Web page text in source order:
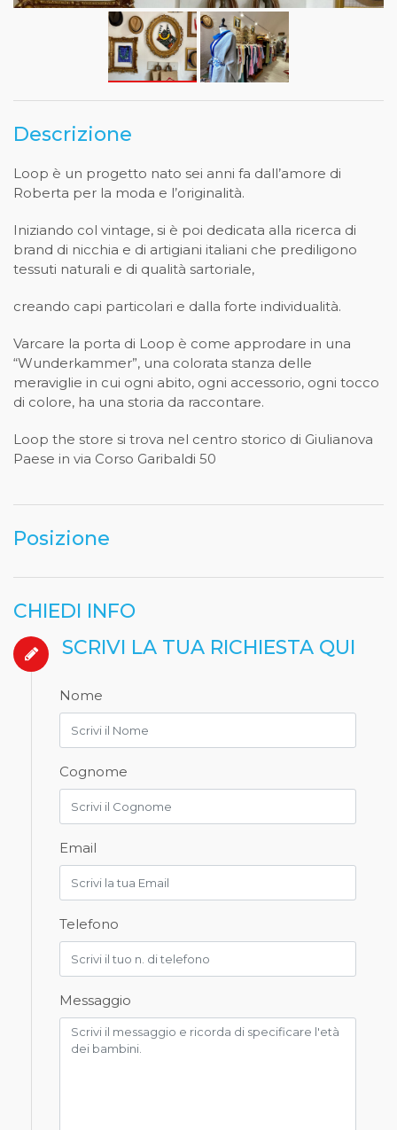
Descrizione
Loop è un progetto nato sei anni fa dall’amore di
Roberta per la moda e l’originalità.
Iniziando col vintage, si è poi dedicata alla ricerca di
brand di nicchia e di artigiani italiani che prediligono
tessuti naturali e di qualità sartoriale,
creando capi particolari e dalla forte individualità.
Varcare la porta di Loop è come approdare in una
“Wunderkammer”, una colorata stanza delle
meraviglie in cui ogni abito, ogni accessorio, ogni tocco
di colore, ha una storia da raccontare.
Loop the store si trova nel centro storico di Giulianova
Paese in via Corso Garibaldi 50
Posizione
CHIEDI INFO
SCRIVI LA TUA RICHIESTA QUI
Nome
Cognome
Email
Telefono
Messaggio